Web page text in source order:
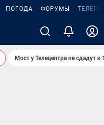
ПОГОДА ФОРУМЫ
Мост у Телецентра не сдадут к